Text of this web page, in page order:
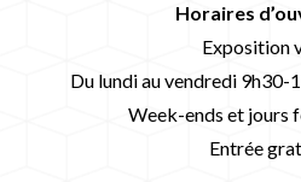
Horaires
Exposition
Du lundi au vendredi
Week-ends et jours
Entrée